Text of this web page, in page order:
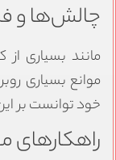
چالش‌ها و
مانند بسیاری
موانع بسیاری
خود توانست بر
راهکارهای